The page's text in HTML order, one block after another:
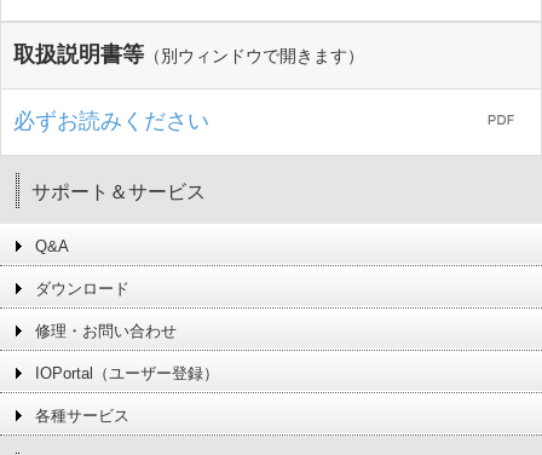
取扱説明書等 （別ウィンドウで開きます）
必ずお読みください
サポート＆サービス
Q&A
ダウンロード
修理・お問い合わせ
IOPortal（ユーザー登録）
各種サービス